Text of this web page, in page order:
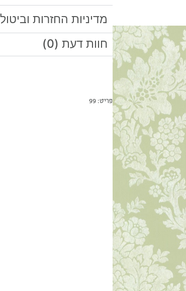
מדיניות החזרות
חוות דעת (0)
פריט: 99